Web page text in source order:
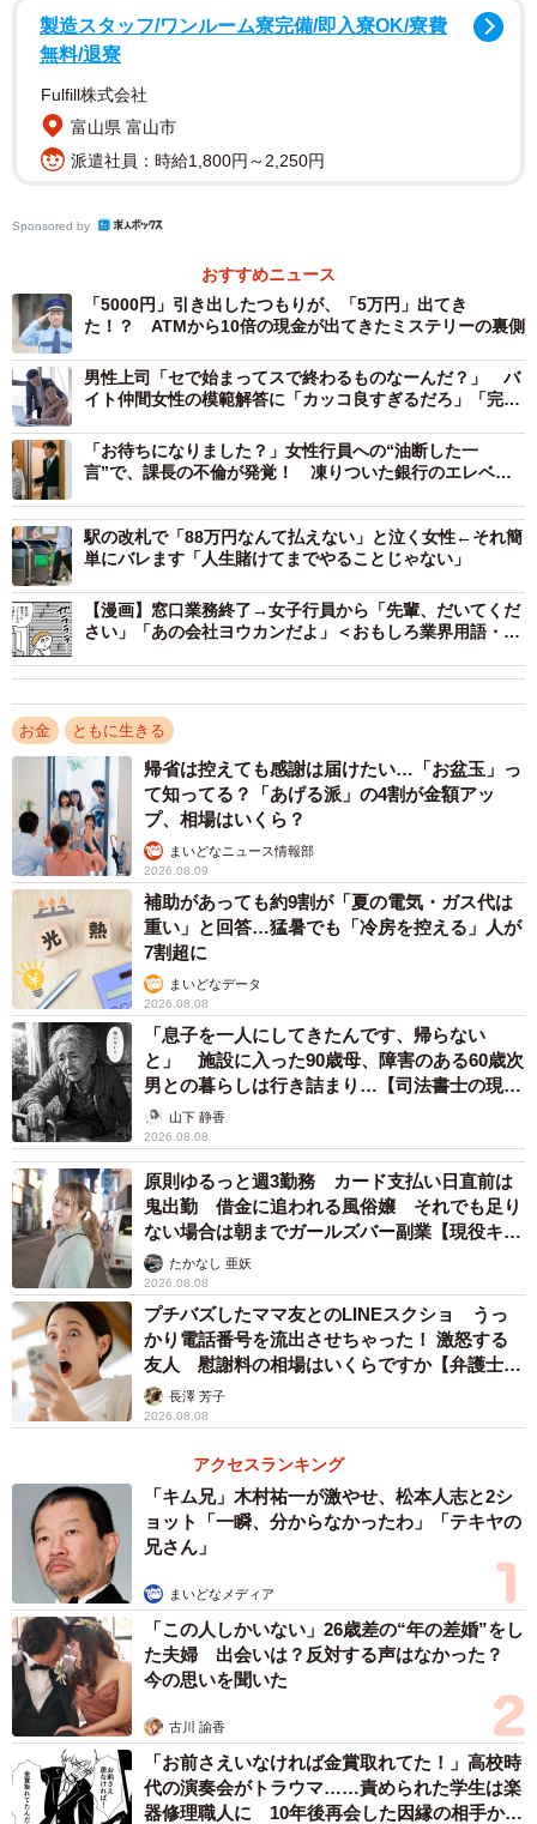
けにもいきません。こんなに長い時間1人でATMを使い続け
るのは罪にはならないのでしょうか。まこと法律事務所の
ー長時間ATMを使っていても罪にはなりませんか
ません。ATMの操作がおぼつかず、ミスをしてやり直すこ
とになるなどして時間がかかってしまうのは仕方ないでし
ょう。混んでいる銀行であれば、窓口で長時間待たされる
こともあるわけですから。
長時間ATMを占拠されていて苛立ってしまう気持ちも分か
りますが、その人を悪人のように扱うのは感心しません。
もしかしたらAさんも長時間ATMを使う人になる可能性があ
るわけですから。
2/2
（yoshi5/stock.adobe.com）
ー悪意を持って占拠していれば罪になるのでしょうか
もしその人が悪意を持ってATMを占拠していれば、偽計業
務妨害罪に問われる可能性があります。ただその場合でも
銀行に対しての妨害であって、ほかの利用者に対する妨害
とみなされるわけではありません。悪意をもってATMを占
拠している場合であっても、直接その人を注意するのでは
なく、銀行員に相談した方がいいでしょう。
過去の判例でいうと、最高裁判所で2007年（平成19年）7
月2日判決の裁判にて、利用客の暗証番号を盗撮しようとし
て隣のATMを占拠し続けた人が偽計業務妨害罪と判断され
たケースもあります。
ーATMを長時間使い続けている人がいてもどうしようもな
いのでしょうか
正しく使用し続けている限りどうしようもありません。ど
うしても振込処理に時間を掛けたくないのであれば、これ
を機にネットバンクの利用を進めるなどして、ATMを使わ
なくていい環境を検討した方がいいでしょう。
◆北村真一（きたむら・しんいち）弁護士 「きたべん」
の愛称で大阪府茨木市で知らない人がいないといわれる大
人気ローカル弁護士。猫探しからM&Aまで幅広く取り扱
製造スタッフ/ワンルーム寮完備/即入寮OK/寮費
無料/退寮
Fulfill株式会社
富山県 富山市
派遣社員：時給1,800円～2,250円
Sponsored by
おすすめニュース
「5000円」引き出したつもりが、「5万円」出てき
た！？ ATMから10倍の現金が出てきたミステリーの裏側
男性上司「セで始まってスで終わるものなーんだ？」 バ
イト仲間女性の模範解答に「カッコ良すぎるだろ」「完璧
「お待ちになりました？」女性行員への“油断した一
言”で、課長の不倫が発覚！ 凍りついた銀行のエレベー
駅の改札で「88万円なんて払えない」と泣く女性←それ簡
単にバレます「人生賭けてまでやることじゃない」
【漫画】窓口業務終了→女子行員から「先輩、だいてくだ
さい」「あの会社ヨウカンだよ」＜おもしろ業界用語・銀
お金 ともに生きる
帰省は控えても感謝は届けたい…「お盆玉」っ
て知ってる？「あげる派」の4割が金額アッ
プ、相場はいくら？
まいどなニュース情報部
2026.08.09
補助があっても約9割が「夏の電気・ガス代は
重い」と回答…猛暑でも「冷房を控える」人が
7割超に
まいどなデータ
2026.08.08
「息子を一人にしてきたんです、帰らない
と」 施設に入った90歳母、障害のある60歳次
男との暮らしは行き詰まり…【司法書士の現場
から】山下 静香
2026.08.08
原則ゆるっと週3勤務 カード支払い日直前は
鬼出勤 借金に追われる風俗嬢 それでも足り
ない場合は朝までガールズバー副業【現役キャ
ストに取材】
たかなし 亜妖
2026.08.08
プチバズしたママ友とのLINEスクショ うっ
かり電話番号を流出させちゃった！ 激怒する
友人 慰謝料の相場はいくらですか【弁護士が
解説】長澤 芳子
2026.08.08
アクセスランキング
「キム兄」木村祐一が激やせ、松本人志と2シ
ョット「一瞬、分からなかったわ」「テキヤの
兄さん」
まいどなメディア
「この人しかいない」26歳差の“年の差婚”をし
た夫婦 出会いは？反対する声はなかった？
今の思いを聞いた
古川 諭香
「お前さえいなければ金賞取れてた！」高校時
代の演奏会がトラウマ……責められた学生は楽
器修理職人に 10年後再会した因縁の相手から